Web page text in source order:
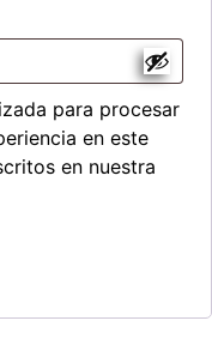
para procesar
en este
en nuestra